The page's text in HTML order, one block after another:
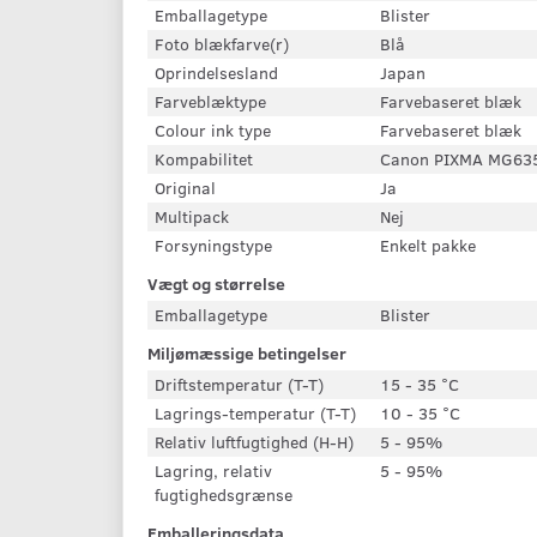
Emballagetype
Blister
Foto blækfarve(r)
Blå
Oprindelsesland
Japan
Farveblæktype
Farvebaseret blæk
Colour ink type
Farvebaseret blæk
Kompabilitet
Canon PIXMA
Original
Ja
Multipack
Nej
Forsyningstype
Enkelt pakke
Vægt og størrelse
Emballagetype
Blister
Miljømæssige betingelser
Driftstemperatur (T-T)
15 - 35 °C
Lagrings-temperatur (T-T)
10 - 35 °C
Relativ luftfugtighed (H-H)
5 - 95%
Lagring, relativ
fugtighedsgrænse
5 - 95%